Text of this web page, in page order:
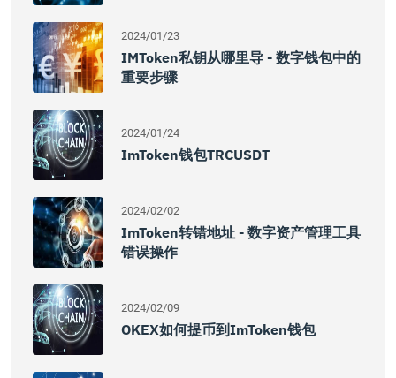
2024/01/23
IMToken私钥从哪里导 - 数字钱包中的
重要步骤
2024/01/24
ImToken钱包TRCUSDT
2024/02/02
ImToken转错地址 - 数字资产管理工具
错误操作
2024/02/09
OKEX如何提币到imToken钱包